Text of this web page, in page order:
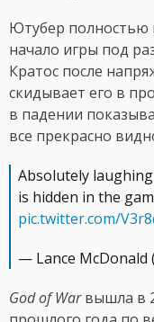
Ютубер полностью
начало игры под
Кратос после
скидывает его в
в падении
все прекрасно
Absolutely
is hidden in the
pic.twitter.com/
— Lance McDonald
God of Warвышла в